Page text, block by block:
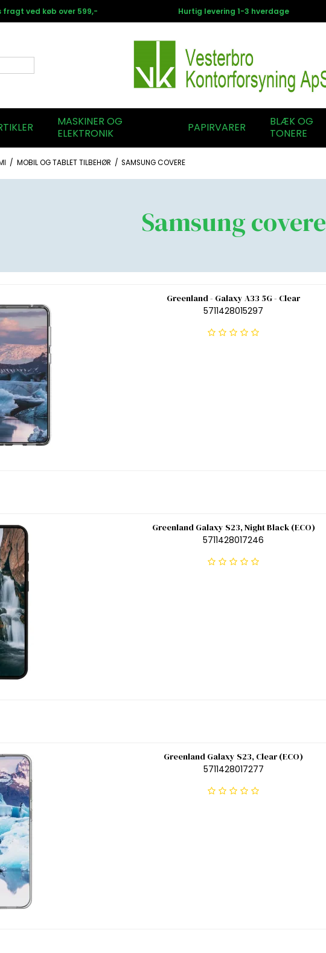
fragt ved køb over 599,- Hurtig levering 1-3 hverdage
MASKINER OG
ELEKTRONIK
PAPIRVARER
BLÆK OG
TONERE
/ MOBIL OG TABLET TILBEHØR / SAMSUNG COVERE
Samsung covere
Greenland - Galaxy A33 5G - Clear
5711428015297
Greenland Galaxy S23, Night Black (ECO)
5711428017246
Greenland Galaxy S23, Clear (ECO)
5711428017277